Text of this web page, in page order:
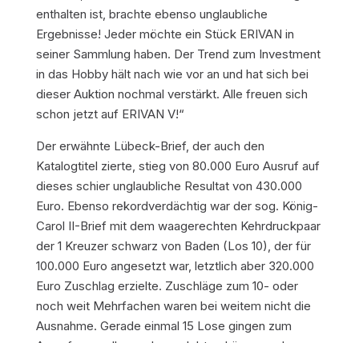
enthalten ist, brachte ebenso unglaubliche
Ergebnisse! Jeder möchte ein Stück ERIVAN in
seiner Sammlung haben. Der Trend zum Investment
in das Hobby hält nach wie vor an und hat sich bei
dieser Auktion nochmal verstärkt. Alle freuen sich
schon jetzt auf ERIVAN V!“
Der erwähnte Lübeck-Brief, der auch den
Katalogtitel zierte, stieg von 80.000 Euro Ausruf auf
dieses schier unglaubliche Resultat von 430.000
Euro. Ebenso rekordverdächtig war der sog. König-
Carol II-Brief mit dem waagerechten Kehrdruckpaar
der 1 Kreuzer schwarz von Baden (Los 10), der für
100.000 Euro angesetzt war, letztlich aber 320.000
Euro Zuschlag erzielte. Zuschläge zum 10- oder
noch weit Mehrfachen waren bei weitem nicht die
Ausnahme. Gerade einmal 15 Lose gingen zum